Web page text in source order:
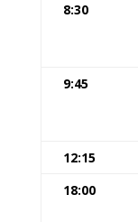
8:30
9:45
12:15
18:00